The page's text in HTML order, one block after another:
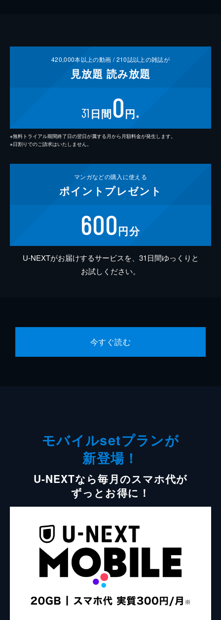
420,000本以上の動画 /210誌以上の雑誌が
見放題 読み放題
31 日間0円 ※
※無料トライアル期間終了日の翌日が属する月から月額料金が発生します。
※日割りでのご請求はいたしません。
マンガなどの購入に使える
ポイント プレゼント
600円分
U-NEXTがお届けするサービスを、31日間ゆっくりと
お試しください。
今すぐ読む
モバイルsetプランが
新登場！
U-NEXTなら毎月のスマホ代が
ずっとお得に！